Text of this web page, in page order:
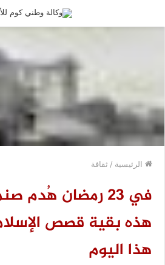
الرئيسية / ثقافة
في 23 رمضان هُدم
هذه بقية قصص
هذا اليوم